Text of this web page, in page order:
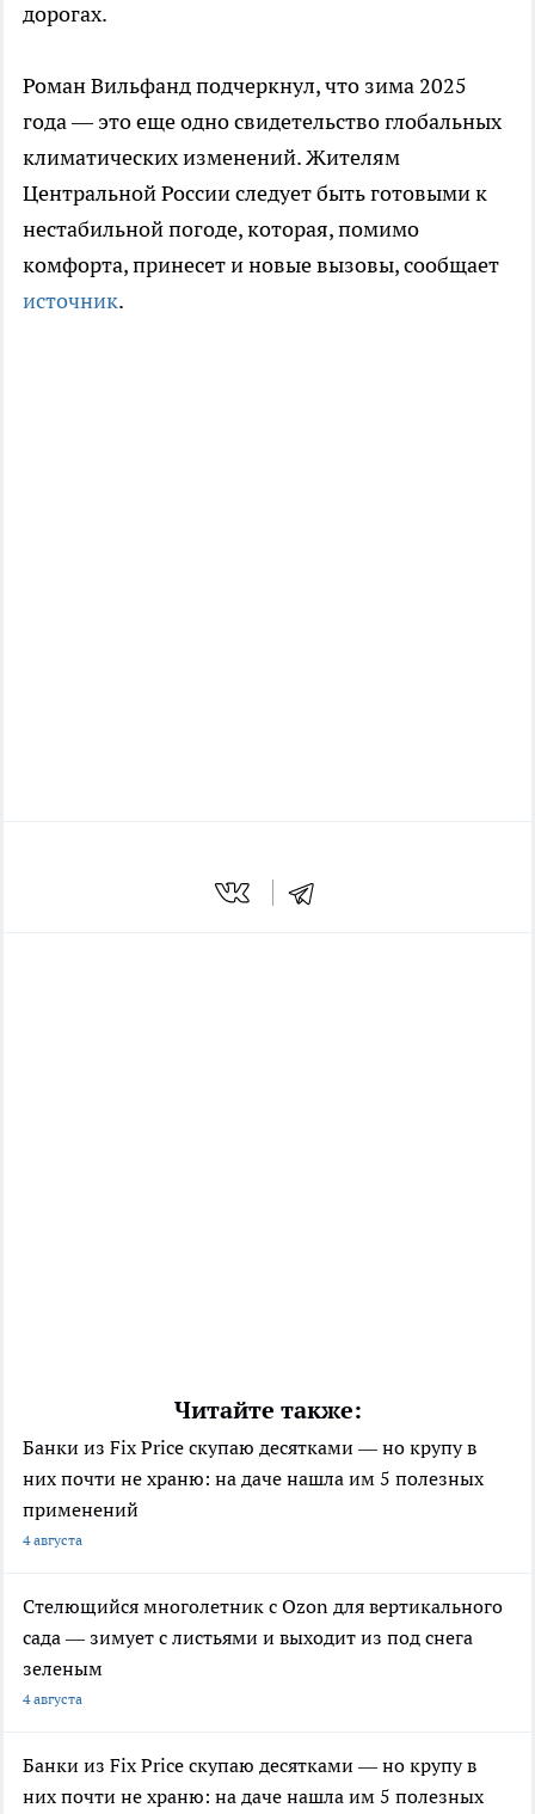
дорогах.
Роман Вильфанд подчеркнул, что зима 2025
года — это еще одно свидетельство глобальных
климатических изменений. Жителям
Центральной России следует быть готовыми к
нестабильной погоде, которая, помимо
комфорта, принесет и новые вызовы, сообщает
источник.
Читайте также:
Банки из Fix Price скупаю десятками — но крупу в
них почти не храню: на даче нашла им 5 полезных
применений
4 августа
Стелющийся многолетник с Ozon для вертикального
сада — зимует с листьями и выходит из под снега
зеленым
4 августа
Банки из Fix Price скупаю десятками — но крупу в
них почти не храню: на даче нашла им 5 полезных